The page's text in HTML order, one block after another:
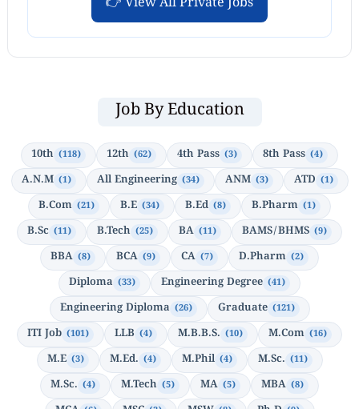
👉 View All Private Jobs
Job By Education
10th (118) 12th (62) 4th Pass (3) 8th Pass (4)
A.N.M (1) All Engineering (34) ANM (3) ATD (1)
B.Com (21) B.E (34) B.Ed (8) B.Pharm (1)
B.Sc (11) B.Tech (25) BA (11) BAMS/BHMS (9)
BBA (8) BCA (9) CA (7) D.Pharm (2)
Diploma (33) Engineering Degree (41)
Engineering Diploma (26) Graduate (121)
ITI Job (101) LLB (4) M.B.B.S. (10) M.Com (16)
M.E (3) M.Ed. (4) M.Phil (4) M.Sc. (11)
M.Sc. (4) M.Tech (5) MA (5) MBA (8)